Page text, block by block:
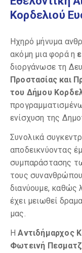
Κορδελιού
Ηχηρό μήνυμα
ακόμη μια φορά η
διοργάνωσε τη
Προστασίας και
του Δήμου
ενίσχυση της
Συνολικά
αποδεικνύοντας
συμπαράστασης
τους
διανύουμε, καθώς
έχει μειωθεί
μας.
Η Αντιδήμαρχος
Φωτεινή